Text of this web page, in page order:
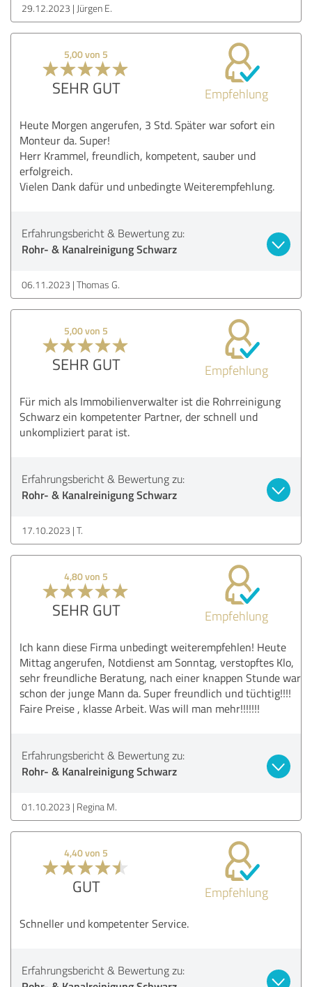
29.12.2023 Jürgen E.
5,00 von 5
SEHR GUT Empfehlung
Heute Morgen angerufen, 3 Std. Später war sofort ein
Monteur da. Super!
Herr Krammel, freundlich, kompetent, sauber und
erfolgreich.
Vielen Dank dafür und unbedingte Weiterempfehlung.
Erfahrungsbericht & Bewertung zu:
Rohr- & Kanalreinigung Schwarz
06.11.2023 Thomas G.
5,00 von 5
SEHR GUT Empfehlung
Für mich als Immobilienverwalter ist die Rohrreinigung
Schwarz ein kompetenter Partner, der schnell und
unkompliziert parat ist.
Erfahrungsbericht & Bewertung zu:
Rohr- & Kanalreinigung Schwarz
17.10.2023 T.
4,80 von 5
SEHR GUT Empfehlung
Ich kann diese Firma unbedingt weiterempfehlen! Heute
Mittag angerufen, Notdienst am Sonntag, verstopftes Klo,
sehr freundliche Beratung, nach einer knappen Stunde war
schon der junge Mann da. Super freundlich und tüchtig!!!!
Faire Preise , klasse Arbeit. Was will man mehr!!!!!!!
Erfahrungsbericht & Bewertung zu:
Rohr- & Kanalreinigung Schwarz
01.10.2023 Regina M.
4,40 von 5
GUT Empfehlung
Schneller und kompetenter Service.
Erfahrungsbericht & Bewertung zu: